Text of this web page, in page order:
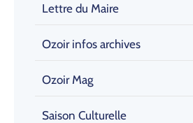
Lettre du Maire
Ozoir infos archives
Ozoir Mag
Saison Culturelle